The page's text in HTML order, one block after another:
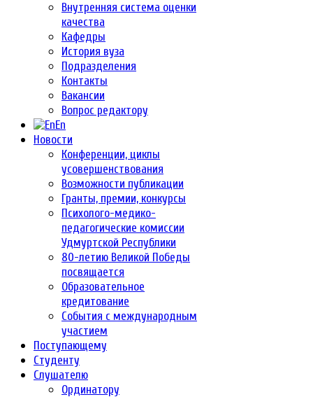
Внутренняя система оценки
качества
Кафедры
История вуза
Подразделения
Контакты
Вакансии
Вопрос редактору
En
Новости
Конференции, циклы
усовершенствования
Возможности публикации
Гранты, премии, конкурсы
Психолого-медико-
педагогические комиссии
Удмуртской Республики
80-летию Великой Победы
посвящается
Образовательное
кредитование
События с международным
участием
Поступающему
Студенту
Слушателю
Ординатору